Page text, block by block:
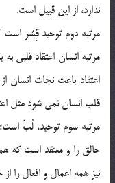
ندارد، از اين قبيل است.
مرتبه دوم توحيد قِشر
مرتبه انسان اعتقاد قلبي
اعتقاد باعث نجات
قلب انسان نمي شود مثل
مرتبه سوم توحيد، لُبّ
خالق را و معتقد است كه
نيز همه اعمال و افعال را